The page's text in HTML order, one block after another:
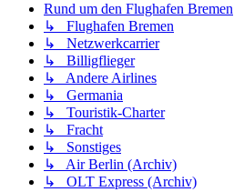
Rund um den Flughafen Bremen
↳ Flughafen Bremen
↳ Netzwerkcarrier
↳ Billigflieger
↳ Andere Airlines
↳ Germania
↳ Touristik-Charter
↳ Fracht
↳ Sonstiges
↳ Air Berlin (Archiv)
↳ OLT Express (Archiv)